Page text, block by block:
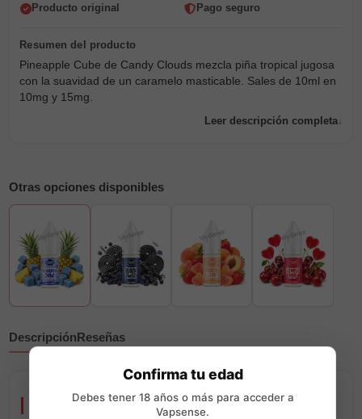
Producto original
Pago seguro
Pineapple Cube de Candy Clouds mezcla piña tropical jugosa
con la suavidad de un caramelo masticable. Sales de 10ml en
10mg y 15mg.
Leer descripción completa
Otras opciones disponibles
DescripciónReseñas
Pineapple Cube 10ml Candy Clouds Salts
Confirma tu edad
Debes tener 18 años o más para acceder a
Vapsense.